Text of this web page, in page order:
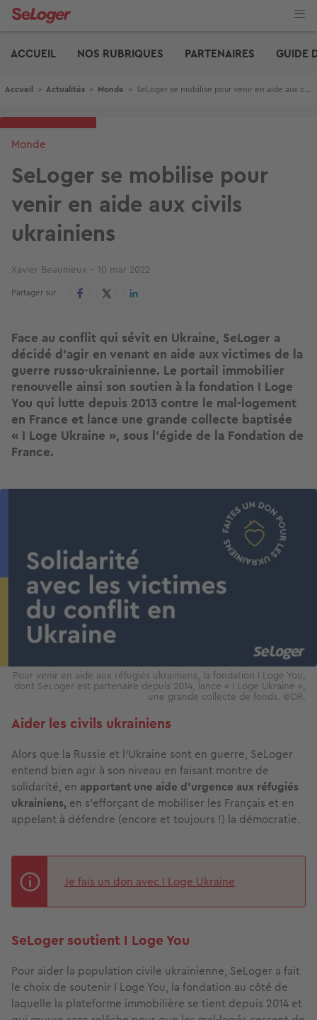
Aller
ACCUEIL
NOS RUBRIQUES PARTENAIRES GUIDE
Fil d'Ariane
Accueil > Actualités > Monde > SeLoger se mobilise pour venir en aide aux civils ukrainiens
Monde
SeLoger se mobilise pour
venir en aide aux civils
ukrainiens
Xavier Beaunieux 10 mar 2022
Partager sur
Face au conflit qui sévit en Ukraine, SeLoger a
décidé d’agir en venant en aide aux victimes de la
guerre russo-ukrainienne. Le portail immobilier
renouvelle ainsi son soutien à la fondation I Loge
You qui lutte depuis 2013 contre le mal-logement
en France et lance une grande collecte baptisée
« I Loge Ukraine », sous l'égide de la Fondation de
France.
Image
Pour venir en aide aux réfugiés ukrainiens, la fondation I Loge You,
dont SeLoger est partenaire depuis 2014, lance « I Loge Ukraine »,
une grande collecte de fonds. ©DR.
Aider les civils ukrainiens
Alors que la Russie et l’Ukraine sont en guerre, SeLoger
entend bien agir à son niveau en faisant montre de
solidarité, en apportant une aide d’urgence aux réfugiés
ukrainiens, en s’efforçant de mobiliser les Français et en
appelant à défendre (encore et toujours !) la démocratie.
Je fais un don avec I Loge Ukraine
SeLoger soutient I Loge You
Pour aider la population civile ukrainienne, SeLoger a fait
le choix de soutenir I Loge You, la fondation au côté de
laquelle la plateforme immobilière se tient depuis 2014 et